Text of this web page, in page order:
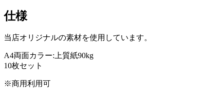
仕様
当店オリジナルの素材を使用しています。
A4両面カラー:上質紙90kg
10枚セット
※商用利用可